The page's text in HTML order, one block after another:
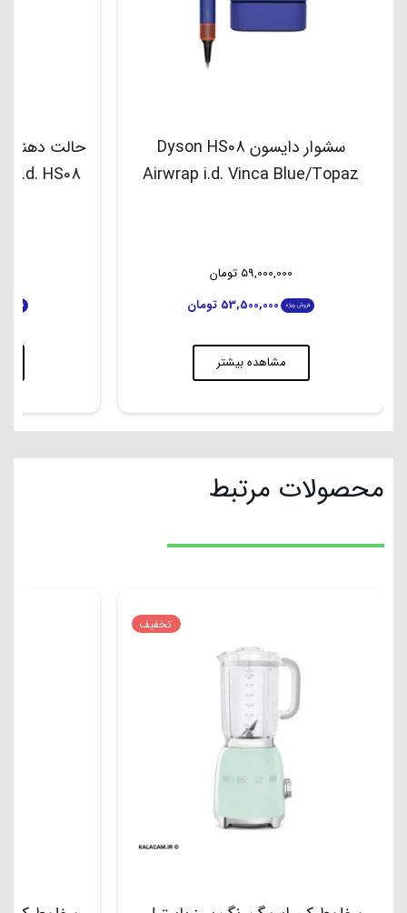
سشوار دایسون Dyson HS08
Airwrap i.d. Vinca Blue/Topaz
59,000,000 تومان
فروش ویژه 53,500,000 تومان
مشاهده بیشتر
فروش ویژه
محصولات مرتبط
تخفیف